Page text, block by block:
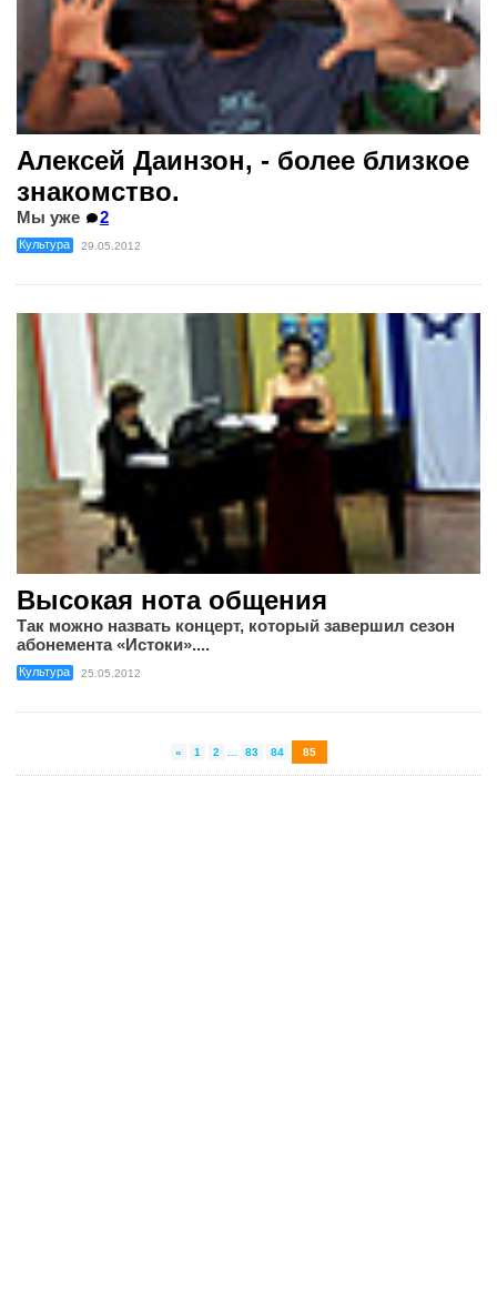
Алексей Даинзон, - более близкое
знакомство.
Мы уже 2
Культура 29.05.2012
Высокая нота общения
Так можно назвать концерт, который завершил сезон
абонемента «Истоки»....
Культура 25.05.2012
« 1 2 ... 83 84 85